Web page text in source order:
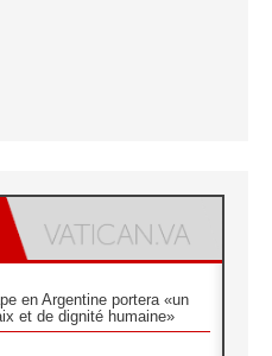
en Argentine portera «un
et de dignité humaine»